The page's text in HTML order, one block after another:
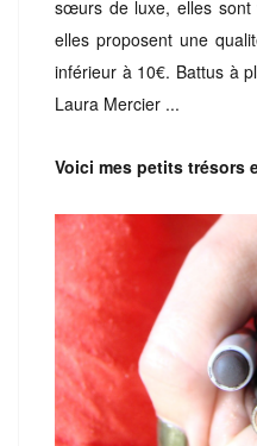
sœurs de luxe, elles sont
elles proposent une
inférieur à 10€. Battus à
Laura Mercier ...
Voici mes petits trésors